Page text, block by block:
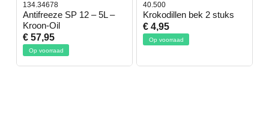
134.34678
Antifreeze SP 12 – 5L –
Kroon-Oil
€ 57,95
Op voorraad
40.500
Krokodillen bek 2 stuks
€ 4,95
Op voorraad